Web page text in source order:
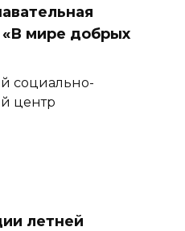
мире добрых
социально-
центр
летней